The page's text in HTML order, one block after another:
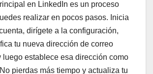
en LinkedIn es un proceso
realizar en pocos pasos. Inicia
dirígete a la configuración,
tu nueva dirección de correo
luego establece esa dirección como
pierdas más tiempo y actualiza tu